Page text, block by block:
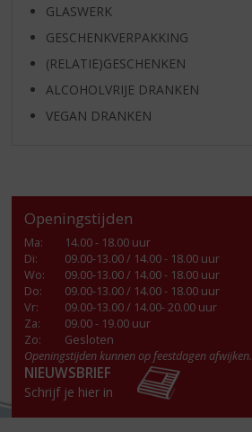
GLASWERK
GESCHENKVERPAKKING
(RELATIE)GESCHENKEN
ALCOHOLVRIJE DRANKEN
VEGAN DRANKEN
Openingstijden
Ma:
14.00 - 18.00 uur
Di:
09.00-13.00 / 14.00 - 18.00 uur
Wo:
09.00-13.00 / 14.00 - 18.00 uur
Do:
09.00-13.00 / 14.00 - 18.00 uur
Vr:
09.00-13.00 / 14.00- 20.00 uur
Za:
09.00 - 19.00 uur
Zo:
Gesloten
Openingstijden kunnen op feestdagen afwijken.
NIEUWSBRIEF
Schrijf je hier in